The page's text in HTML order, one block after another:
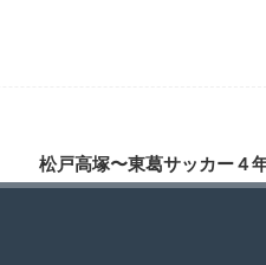
松戸高塚〜東葛サッカー４